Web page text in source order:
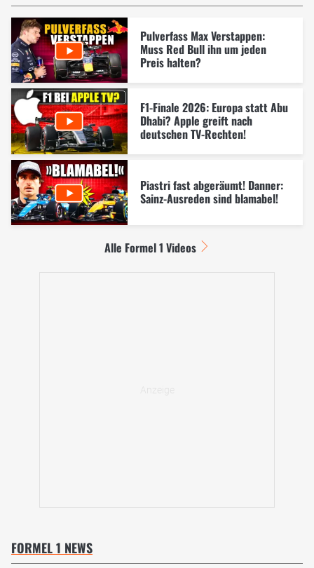
Pulverfass Max Verstappen:
Muss Red Bull ihn um jeden
Preis halten?
F1-Finale 2026: Europa statt Abu
Dhabi? Apple greift nach
deutschen TV-Rechten!
Piastri fast abgeräumt! Danner:
Sainz-Ausreden sind blamabel!
Alle Formel 1 Videos
FORMEL 1 NEWS